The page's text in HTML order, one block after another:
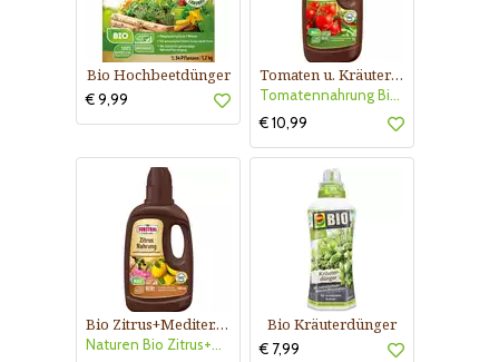
Bio Hochbeetdünger
€ 9,99
Tomaten u. Kräuter Nahrung Bio
Tomatennahrung Bio Substral
€ 10,99
Bio Zitrus+Mediter.Dünger
Naturen Bio Zitrus+Mediter.Düng
Bio Kräuterdünger
€ 7,99